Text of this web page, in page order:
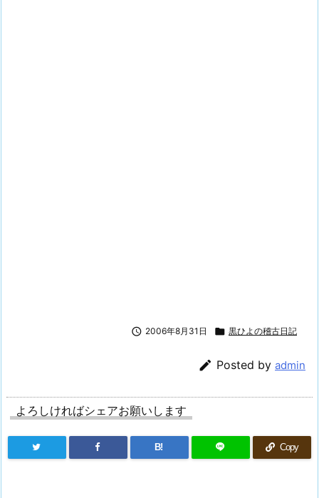
 2006年8月31日  黒ひよの稽古日記
 Posted by admin
よろしければシェアお願いします
B! Copy